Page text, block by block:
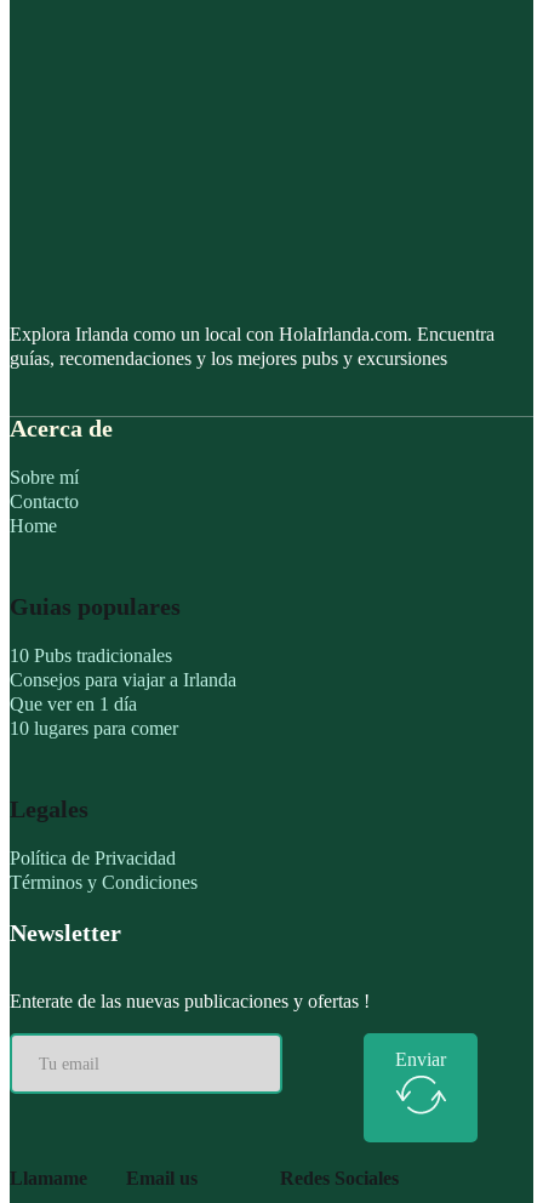
Explora Irlanda como un local con HolaIrlanda.com. Encuentra
guías, recomendaciones y los mejores pubs y excursiones
Acerca de
Sobre mí
Contacto
Home
Guias populares
10 Pubs tradicionales
Consejos para viajar a Irlanda
Que ver en 1 día
10 lugares para comer
Legales
Política de Privacidad
Términos y Condiciones
Newsletter
Enterate de las nuevas publicaciones y ofertas !
Enviar
Llamame Email us Redes Sociales